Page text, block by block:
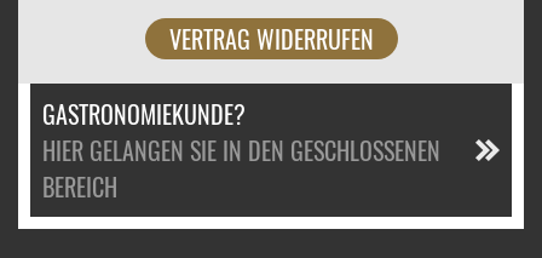
VERTRAG WIDERRUFEN
GASTRONOMIEKUNDE?
HIER GELANGEN SIE IN DEN GESCHLOSSENEN
BEREICH